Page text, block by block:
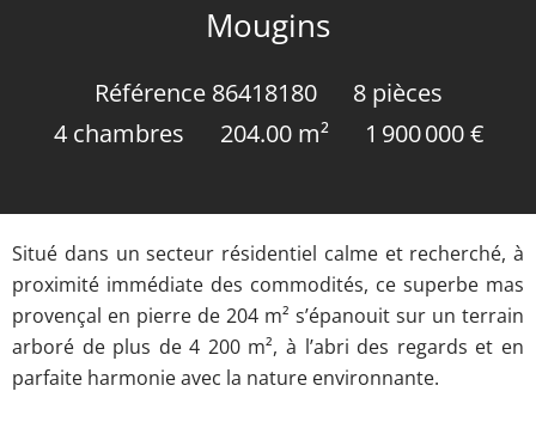
Mougins
Référence86418180
8 pièces
4 chambres
204.00m² 1 900 000 €
Situé dans un secteur résidentiel calme et recherché, à
proximité immédiate des commodités, ce superbe mas
provençal en pierre de 204 m² s’épanouit sur un terrain
arboré de plus de 4 200 m², à l’abri des regards et en
parfaite harmonie avec la nature environnante.